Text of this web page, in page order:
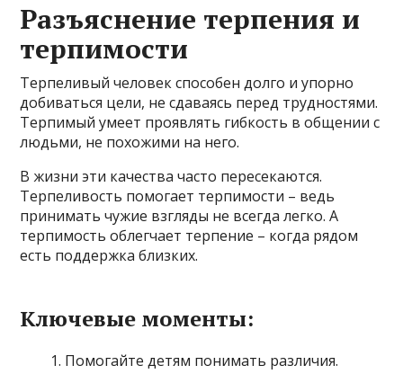
Разъяснение терпения и
терпимости
Терпеливый человек способен долго и упорно
добиваться цели, не сдаваясь перед трудностями.
Терпимый умеет проявлять гибкость в общении с
людьми, не похожими на него.
В жизни эти качества часто пересекаются.
Терпеливость помогает терпимости – ведь
принимать чужие взгляды не всегда легко. А
терпимость облегчает терпение – когда рядом
есть поддержка близких.
Ключевые моменты:
Помогайте детям понимать различия.